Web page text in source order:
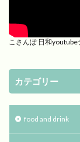
こさんぽ 日和
カテゴリー
food and drink